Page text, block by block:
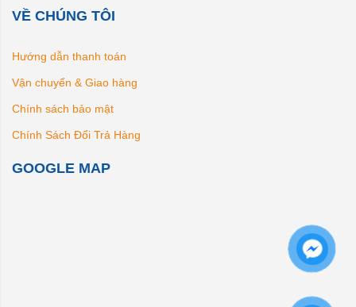
VỀ CHÚNG TÔI
Hướng dẫn thanh toán
Vận chuyển & Giao hàng
Chính sách bảo mật
Chính Sách Đổi Trả Hàng
GOOGLE MAP